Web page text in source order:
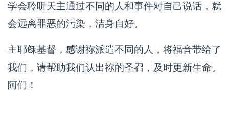
学会聆听天主通过不同的人和事件对自己说话，就
会远离罪恶的污染，洁身自好。
主耶稣基督，感谢祢派遣不同的人，将福音带给了
我们，请帮助我们认出祢的圣召，及时更新生命。
阿们！